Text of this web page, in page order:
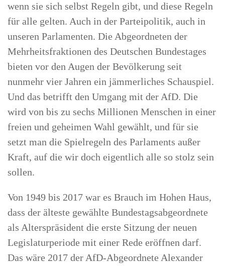
wenn sie sich selbst Regeln gibt, und diese Regeln
für alle gelten. Auch in der Parteipolitik, auch in
unseren Parlamenten. Die Abgeordneten der
Mehrheitsfraktionen des Deutschen Bundestages
bieten vor den Augen der Bevölkerung seit
nunmehr vier Jahren ein jämmerliches Schauspiel.
Und das betrifft den Umgang mit der AfD. Die
wird von bis zu sechs Millionen Menschen in einer
freien und geheimen Wahl gewählt, und für sie
setzt man die Spielregeln des Parlaments außer
Kraft, auf die wir doch eigentlich alle so stolz sein
sollen.
Von 1949 bis 2017 war es Brauch im Hohen Haus,
dass der älteste gewählte Bundestagsabgeordnete
als Alterspräsident die erste Sitzung der neuen
Legislaturperiode mit einer Rede eröffnen darf.
Das wäre 2017 der AfD-Abgeordnete Alexander